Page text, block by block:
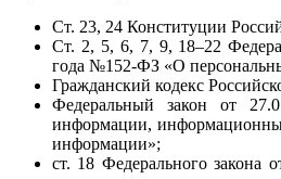
Ст. 23, 24 Конституции
Ст. 2, 5, 6, 7, 9, 18–22
года №152-ФЗ «О
Гражданский кодекс
Федеральный закон от
информации,
информации»;
ст. 18 Федерального